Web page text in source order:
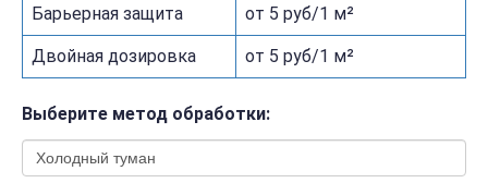
Барьерная защита от 5 руб/1 м²
Двойная дозировка от 5 руб/1 м²
Выберите метод обработки: